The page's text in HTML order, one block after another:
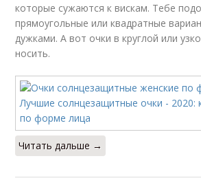
которые сужаются к вискам. Тебе
прямоугольные или квадратные
дужками. А вот очки в круглой или
носить.
Читать дальше →